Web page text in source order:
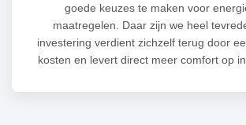
goede keuzes te maken voor
maatregelen. Daar zijn we heel
investering verdient zichzelf terug door
kosten en levert direct meer comfort op